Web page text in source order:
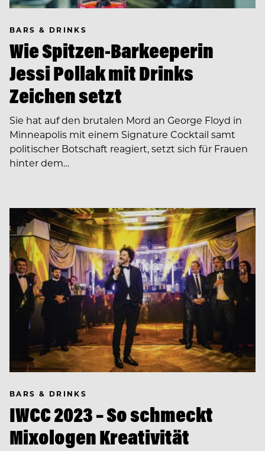
BARS & DRINKS
Wie Spitzen-Barkeeperin
Jessi Pollak mit Drinks
Zeichen setzt
Sie hat auf den brutalen Mord an George Floyd in
Minneapolis mit einem Signature Cocktail samt
politischer Botschaft reagiert, setzt sich für Frauen
hinter dem…
BARS & DRINKS
IWCC 2023 – So schmeckt
Mixologen Kreativität